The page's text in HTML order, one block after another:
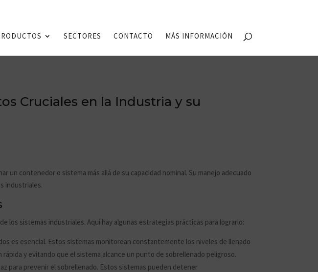
SECTORES CONTACTO MÁS INFORMACIÓN
Cruciales en la Industria y su
contenedor o sistema más allá de su capacidad nominal. Su manejo adecuado
industriales.
los sistemas industriales. Aquí hay algunas estrategias prácticas para lograrlo:
es esencial. Estos sistemas monitorean constantemente los niveles de llenado
y evitando que el sistema alcance un punto de sobrellenado peligroso.
para prevenir el sobrellenado. Estos sistemas pueden detener